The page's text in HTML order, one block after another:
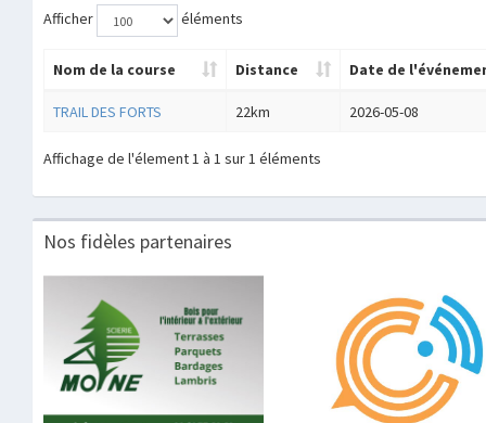
Afficher éléments
Nom de la course Distance Date de
TRAIL DES FORTS 22km 2026-05-08
Affichage de l'élement 1 à 1 sur 1 éléments
Nos fidèles partenaires